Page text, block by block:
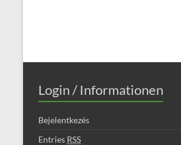
Login / Informationen
Bejelentkezés
Entries RSS